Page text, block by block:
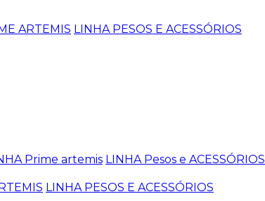
ARTEMIS LINHA PESOS E ACESSÓRIOS
Prime artemis LINHA Pesos e ACESSÓRIOS
LINHA PESOS E ACESSÓRIOS